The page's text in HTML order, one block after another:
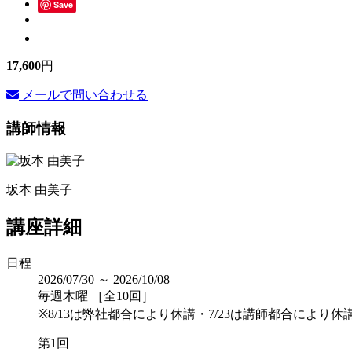
Save
17,600円
メールで問い合わせる
講師情報
坂本 由美子
講座詳細
日程
2026/07/30 ～ 2026/10/08
毎週木曜 ［全10回］
※8/13は弊社都合により休講・7/23は講師都合により休
第1回